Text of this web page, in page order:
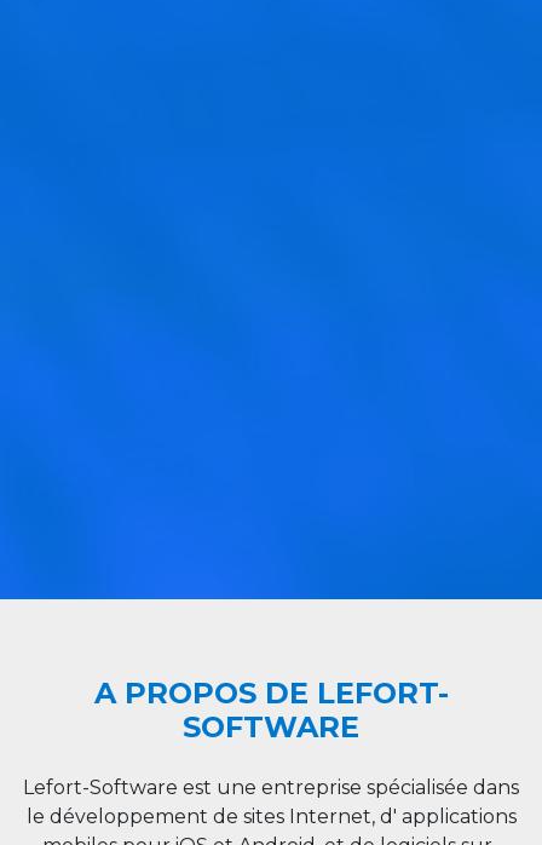
A PROPOS DE LEFORT-
SOFTWARE
Lefort-Software est une entreprise spécialisée dans
le développement de sites Internet, d' applications